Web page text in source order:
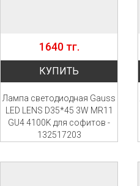
1640 тг.
КУПИТЬ
Лампа светодиодная Gauss
LED LENS D35*45 3W MR11
GU4 4100K для софитов -
132517203